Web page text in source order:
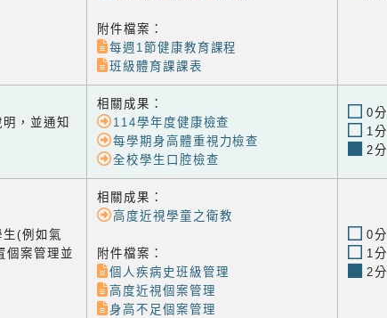
附件檔案：
每週1節健康教育課程
班級體育課課表
，並通知
相關成果：
114學年度健康檢查
每學期身高體重視力檢查
全校學生口腔檢查
0分
1分
2分
(例如氣
個案管理並
相關成果：
高度近視學童之衛教
附件檔案：
個人疾病史班級管理
高度近視個案管理
身高不足個案管理
0分
1分
2分